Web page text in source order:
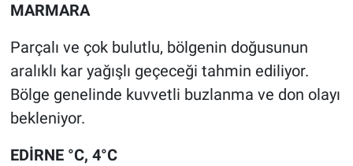
MARMARA
Parçalı ve çok bulutlu, bölgenin doğusunun
aralıklı kar yağışlı geçeceği tahmin ediliyor.
Bölge genelinde kuvvetli buzlanma ve don olayı
bekleniyor.
EDİRNE °C, 4°C
Yerel Yaşam
Canlı Yayın